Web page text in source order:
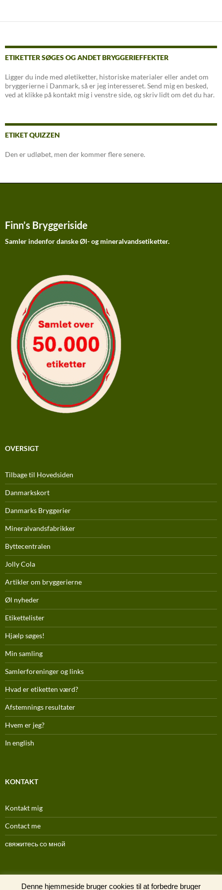
ETIKETTER SØGES OG ANDET BRYGGERIEFFEKTER
Ligger du inde med øletiketter, historiske materialer eller andet om
bryggerierne i Danmark, så er jeg interesseret. Send mig en besked,
ved at klikke på kontakt mig i venstre side, og skriv lidt om det du har.
ETIKET QUIZZEN
Den er udløbet, men der kommer flere senere.
Finn’s Bryggeriside
Samler indenfor danske Øl- og mineralvandsetiketter.
OVERSIGT
Tilbage til Hovedsiden
Danmarkskort
Danmarks Bryggerier
Mineralvandsfabrikker
Byttecentralen
Jolly Cola
Artikler om bryggerierne
Øl nyheder
Etikettelister
Hjælp søges!
Min samling
Samlerforeninger og links
Hvad er etiketten værd?
Afstemnings resultater
Hvem er jeg?
In english
KONTAKT
Kontakt mig
Contact me
свяжитесь со мной
Denne hjemmeside bruger cookies til at forbedre bruger